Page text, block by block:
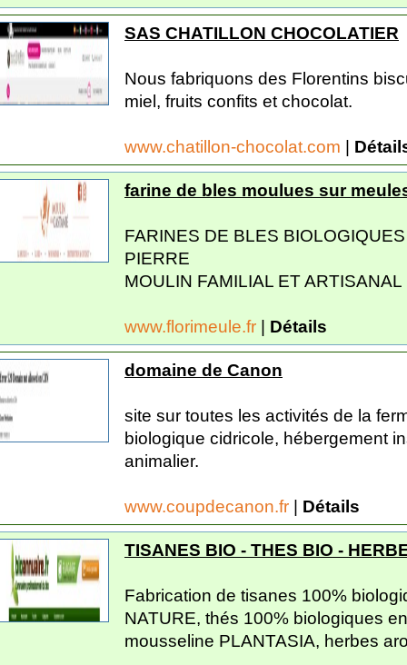
SAS CHATILLON CHOCOLATIER
Nous fabriquons des Florentins
miel, fruits confits et chocolat.
www.chatillon-chocolat.com |
farine de bles moulues sur
FARINES DE BLES
PIERRE
MOULIN FAMILIAL ET ARTISANAL
www.florimeule.fr | Détails
domaine de Canon
site sur toutes les activités de la
biologique cidricole, hébergement
animalier.
www.coupdecanon.fr | Détails
TISANES BIO - THES BIO -
Fabrication de tisanes 100%
NATURE, thés 100% biologiques
mousseline PLANTASIA, herbes